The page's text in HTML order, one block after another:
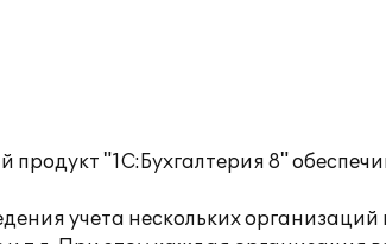
"1С:Бухгалтерия 8"
учета нескольких